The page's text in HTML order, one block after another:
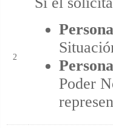
2
Poder